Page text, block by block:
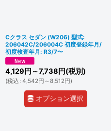
Cクラス セダン (W206) 型式:
206042C/206004C 初度登録年月/
初度検査年月: R3/7〜
4,129 円 ～7,738 円(税別)
(税込 : 4,542円 ～8,512円)
オプション選択